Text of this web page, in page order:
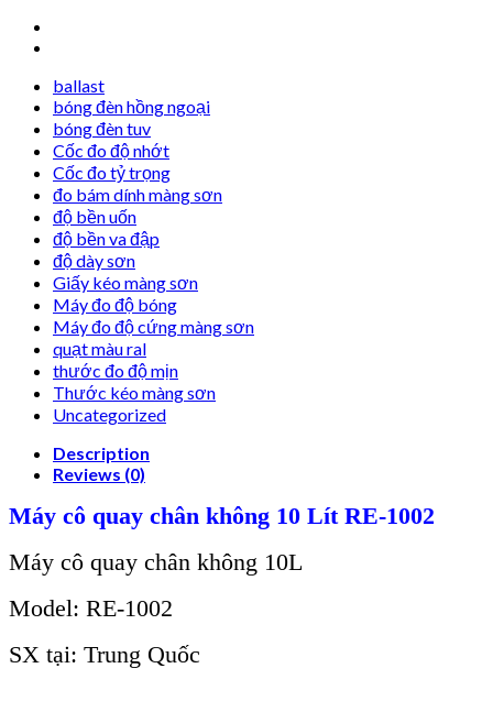
ballast
bóng đèn hồng ngoại
bóng đèn tuv
Cốc đo độ nhớt
Cốc đo tỷ trọng
đo bám dính màng sơn
độ bền uốn
độ bền va đập
độ dày sơn
Giấy kéo màng sơn
Máy đo độ bóng
Máy đo độ cứng màng sơn
quạt màu ral
thước đo độ mịn
Thước kéo màng sơn
Uncategorized
Description
Reviews (0)
Máy cô quay chân không 10 Lít RE-1002
Máy cô quay chân không 10L
Model: RE-1002
SX tại: Trung Quốc